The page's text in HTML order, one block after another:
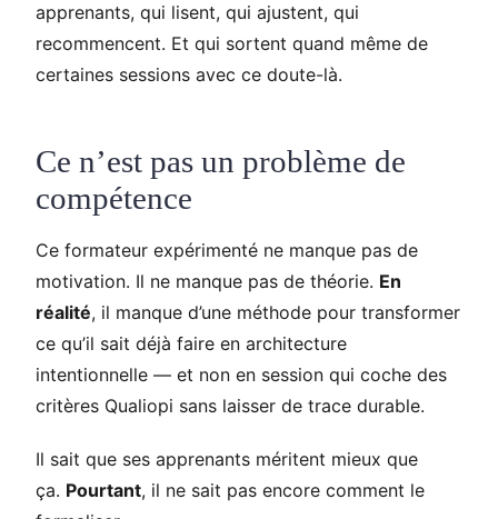
apprenants, qui lisent, qui ajustent, qui
recommencent. Et qui sortent quand même de
certaines sessions avec ce doute-là.
Ce n’est pas un problème de
compétence
Ce formateur expérimenté ne manque pas de
motivation. Il ne manque pas de théorie. En
réalité, il manque d’une méthode pour transformer
ce qu’il sait déjà faire en architecture
intentionnelle — et non en session qui coche des
critères Qualiopi sans laisser de trace durable.
Il sait que ses apprenants méritent mieux que
ça. Pourtant, il ne sait pas encore comment le